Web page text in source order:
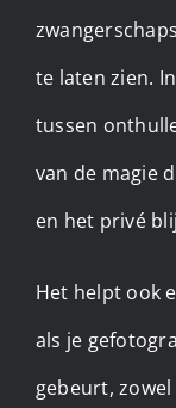
te laten zien.
tussen
van de magie
en het privé
Het helpt ook
als je
gebeurt,